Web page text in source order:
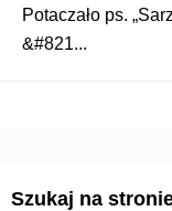
Potaczało ps.
&#821...
Szukaj na